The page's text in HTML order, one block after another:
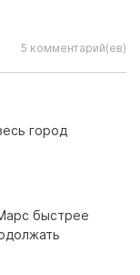
5 комментарий(ев)
город
быстрее